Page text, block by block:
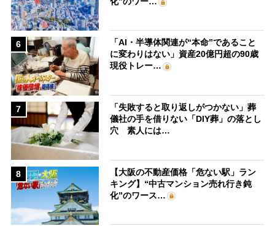
6
「AI・半導体関連が“本命”であること
に変わりはない」資産20億円超の90歳
現役トレー…
7
「失敗すると取り返しがつかない」葬
儀社の手を借りない「DIY葬」の落とし
穴 素人には…
8
【大阪の不動産価格「危ない駅」ラン
キング】“中古マンション売れ行き鈍
化”のワース…